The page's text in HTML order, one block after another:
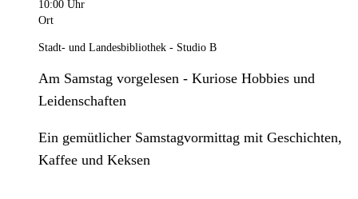
10:00 Uhr
Ort
Stadt- und Landesbibliothek - Studio B
Am Samstag vorgelesen - Kuriose Hobbies und
Leidenschaften
Ein gemütlicher Samstagvormittag mit Geschichten,
Kaffee und Keksen